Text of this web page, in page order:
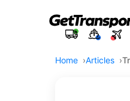
Home Articles